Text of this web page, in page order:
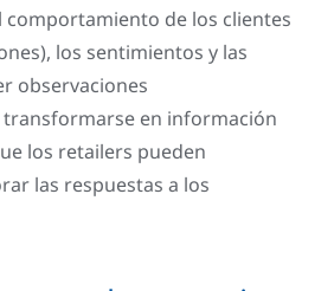
comportamiento de los clientes
los sentimientos y las
observaciones
en información
los retailers pueden
las respuestas a los